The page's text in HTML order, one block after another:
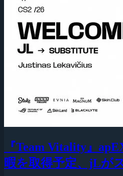
『Team Vitality』
暇を取得予定、jLが